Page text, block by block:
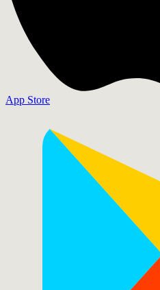
App Store